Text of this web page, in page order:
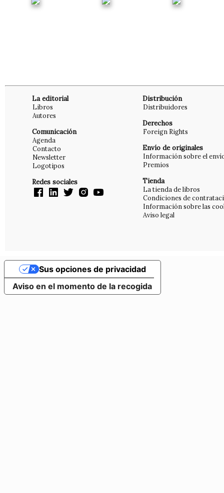
La editorial
Libros
Autores
Comunicación
Agenda
Contacto
Newsletter
Logotipos
Redes sociales
Distribución
Distribuidores
Derechos
Foreign Rights
Envío de originales
Información sobre el
Premios
Tienda
La tienda de libros
Condiciones de
Información sobre las
Aviso legal
Aviso en el momento de la recogida
Sus opciones de privacidad